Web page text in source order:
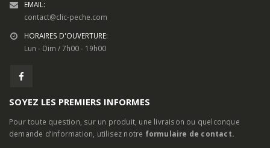
EMAIL:
contact@clic-peche.com
HORAIRES D'OUVERTURE:
Lun - Dim / 7h00 - 19h00
SOYEZ LES PREMIERS INFORMES
Pour toute question, sur un produit, une livraison ou quelconque
demande d’information, utilisez notre formulaire de contact.